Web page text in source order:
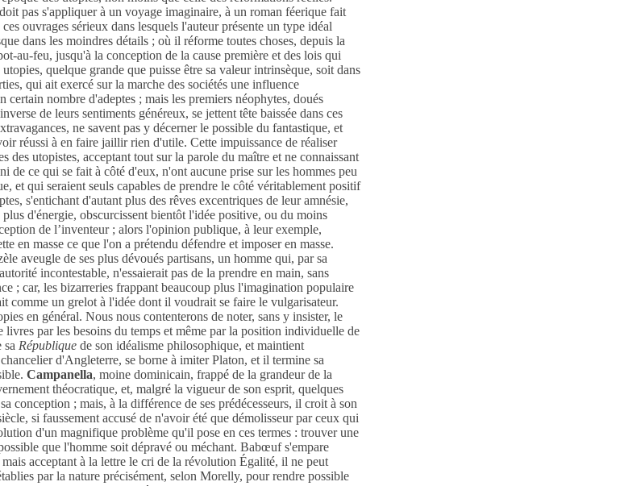
pas s'appliquer à un voyage imaginaire, à un roman féerique fait
ouvrages sérieux dans lesquels l'auteur présente un type idéal
dans les moindres détails ; où il réforme toutes choses, depuis la
au-feu, jusqu'à la conception de la cause première et des lois qui
quelque grande que puisse être sa valeur intrinsèque, soit dans
qui ait exercé sur la marche des sociétés une influence
certain nombre d'adeptes ; mais les premiers néophytes, doués
de leurs sentiments généreux, se jettent tête baissée dans ces
ne savent pas y décerner le possible du fantastique, et
réussi à en faire jaillir rien d'utile. Cette impuissance de réaliser
des utopistes, acceptant tout sur la parole du maître et ne connaissant
ni de ce qui se fait à côté d'eux, n'ont aucune prise sur les hommes peu
et qui seraient seuls capables de prendre le côté véritablement positif
s'entichant d'autant plus des rêves excentriques de leur amnésie,
d'énergie, obscurcissent bientôt l'idée positive, ou du moins
de l’inventeur ; alors l'opinion publique, à leur exemple,
en masse ce que l'on a prétendu défendre et imposer en masse.
aveugle de ses plus dévoués partisans, un homme qui, par sa
incontestable, n'essaierait pas de la prendre en main, sans
; car, les bizarreries frappant beaucoup plus l'imagination populaire
comme un grelot à l'idée dont il voudrait se faire le vulgarisateur.
en général. Nous nous contenterons de noter, sans y insister, le
livres par les besoins du temps et même par la position individuelle de
sa République de son idéalisme philosophique, et maintient
d'Angleterre, se borne à imiter Platon, et il termine sa
Campanella, moine dominicain, frappé de la grandeur de la
théocratique, et, malgré la vigueur de son esprit, quelques
conception ; mais, à la différence de ses prédécesseurs, il croit à son
si faussement accusé de n'avoir été que démolisseur par ceux qui
d'un magnifique problème qu'il pose en ces termes : trouver une
que l'homme soit dépravé ou méchant. Babœufs'empare
acceptant à la lettre le cri de la révolution Égalité, il ne peut
par la nature précisément, selon Morelly, pour rendre possible